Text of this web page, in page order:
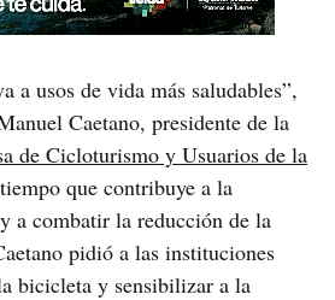
a usos de vida más saludables”,
Caetano, presidente de la
de Cicloturismo y Usuarios de la
que contribuye a la
a combatir la reducción de la
pidió a las instituciones
bicicleta y sensibilizar a la